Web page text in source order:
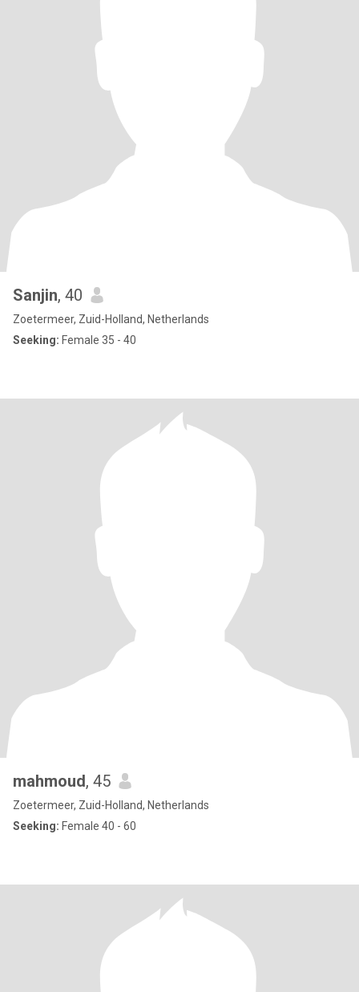
Sanjin, 40
Zoetermeer, Zuid-Holland, Netherlands
Seeking: Female 35 - 40
mahmoud, 45
Zoetermeer, Zuid-Holland, Netherlands
Seeking: Female 40 - 60